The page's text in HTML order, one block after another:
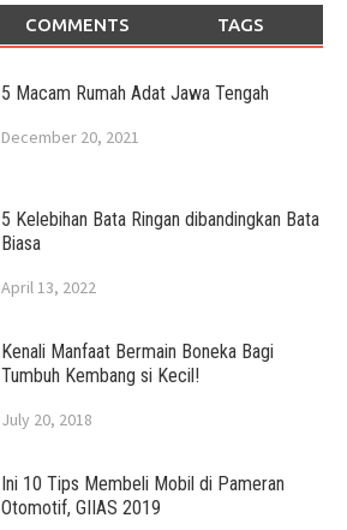
COMMENTS TAGS
5 Macam Rumah Adat Jawa Tengah
December 20, 2021
5 Kelebihan Bata Ringan dibandingkan Bata
Biasa
April 13, 2022
Kenali Manfaat Bermain Boneka Bagi
Tumbuh Kembang si Kecil!
July 20, 2018
Ini 10 Tips Membeli Mobil di Pameran
Otomotif, GIIAS 2019